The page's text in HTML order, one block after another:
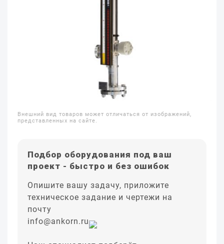
Внешний вид товаров может отличаться от изображений,
представленных на сайте.
Подбор оборудования под ваш
проект - быстро и без ошибок
Опишите вашу задачу, приложите
техническое задание и чертежи на
почту
info@ankorn.ru